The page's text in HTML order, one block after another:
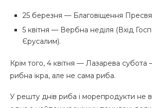
25 березня — Благовіщення
5 квітня — Вербна неділя (Вхід
Єрусалим).
Крім того, 4 квітня — Лазарева субота
рибна ікра, але не сама риба.
У решту днів риба і морепродукти не